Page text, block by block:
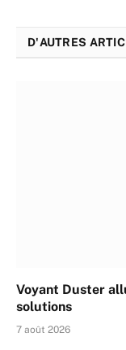
D'AUTRES
Voyant Duster
solutions
7 août 2026